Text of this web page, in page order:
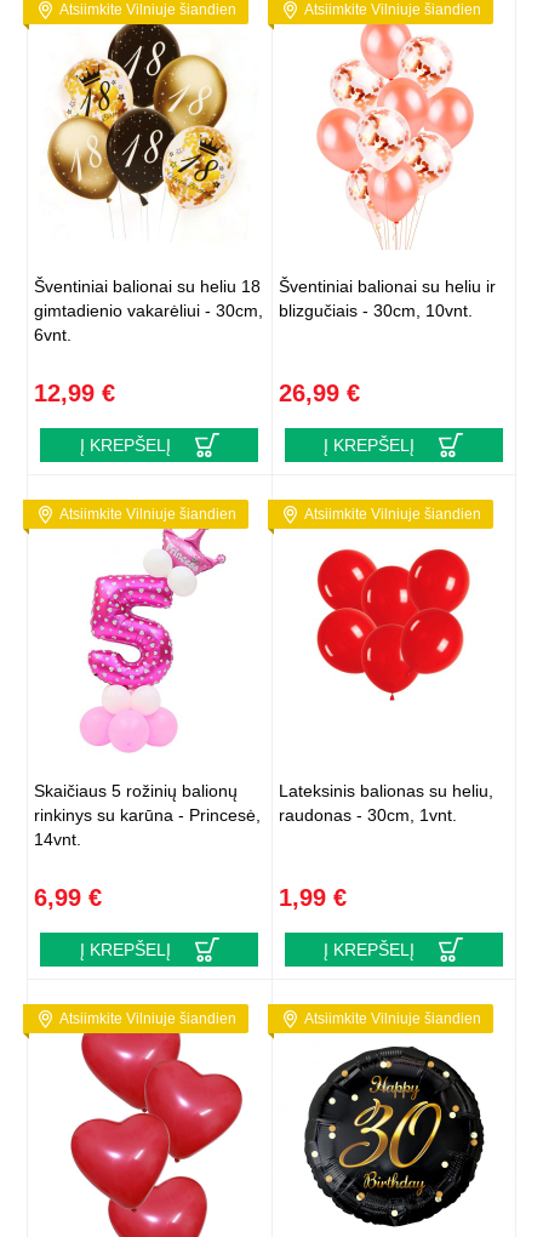
Atsiimkite Vilniuje šiandien
Šventiniai balionai su heliu 18
gimtadienio vakarėliui - 30cm,
6vnt.
12,99 €
Į KREPŠELĮ
Atsiimkite Vilniuje šiandien
Šventiniai balionai su heliu ir
blizgučiais - 30cm, 10vnt.
26,99 €
Į KREPŠELĮ
Atsiimkite Vilniuje šiandien
Skaičiaus 5 rožinių balionų
rinkinys su karūna - Princesė,
14vnt.
6,99 €
Į KREPŠELĮ
Atsiimkite Vilniuje šiandien
Lateksinis balionas su heliu,
raudonas - 30cm, 1vnt.
1,99 €
Į KREPŠELĮ
Atsiimkite Vilniuje šiandien Atsiimkite Vilniuje šiandien